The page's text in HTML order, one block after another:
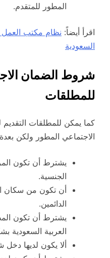
المطور للمتقدم.
اقرأ أيضاً: نظام مكتب
السعودية
شروط الضمان
للمطلقات
كما يمكن للمطلقات
الاجتماعي المطور ولكن
يشترط أن تكون
الجنسية.
أن تكون من سكان
الدائمين.
يشترط أن تكون
العربية السعودية
ألا يكون لديها